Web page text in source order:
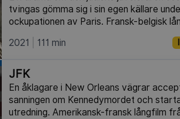
tvingas gömma sig i sin egen källare
ockupationen av Paris. Fransk-belgisk
2021
111 min
JFK
En åklagare i New Orleans vägrar
sanningen om Kennedymordet och
utredning. Amerikansk-fransk långfilm